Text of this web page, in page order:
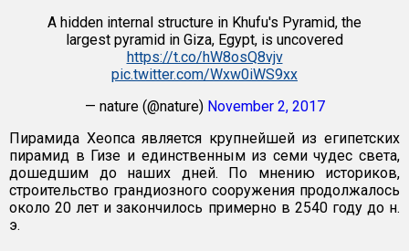
A hidden internal structure in Khufu's Pyramid, the
largest pyramid in Giza, Egypt, is uncovered
https://t.co/hW8osQ8vjv
pic.twitter.com/Wxw0iWS9xx
— nature (@nature) November 2, 2017
Пирамида Хеопса является крупнейшей из египетских
пирамид в Гизе и единственным из семи чудес света,
дошедшим до наших дней. По мнению историков,
строительство грандиозного сооружения продолжалось
около 20 лет и закончилось примерно в 2540 году до н.
э.